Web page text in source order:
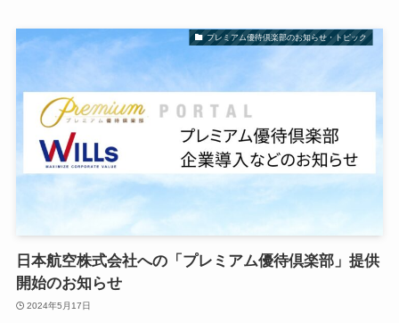
プレミアム優待倶楽部のお知らせ・トピック
日本航空株式会社への「プレミアム優待倶楽部」提供
開始のお知らせ
2024年5月17日